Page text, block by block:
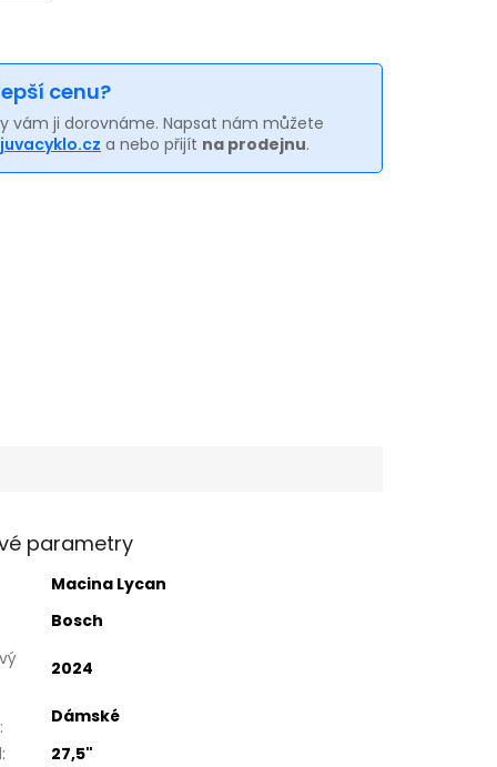
cenu?
vám ji dorovnáme. Napsat nám můžete
a nebo přijít na prodejnu.
parametry
Macina Lycan
Bosch
2024
:
Dámské
: 27,5"